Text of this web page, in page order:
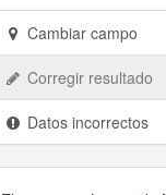
Cambiar campo
Corregir resultado
Datos incorrectos